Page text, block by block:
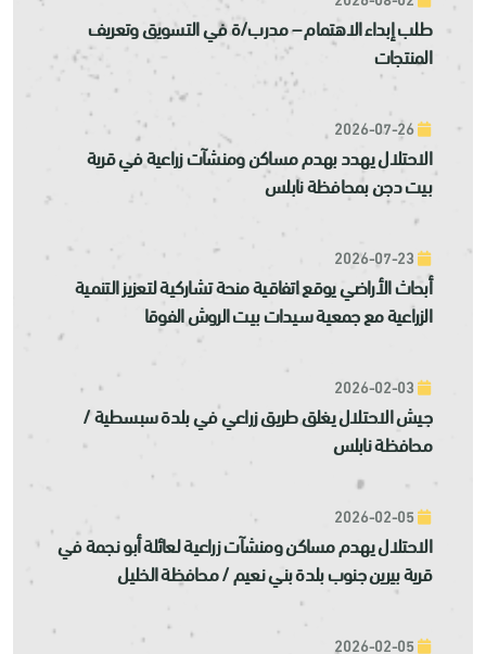
طلب إبداء الاهتمام – مدرب/ة في التسويق وتعريف
المنتجات
الاحتلال يهدد بهدم مساكن ومنشآت زراعية في قرية
بيت دجن بمحافظة نابلس
أبحاث الأراضي يوقع اتفاقية منحة تشاركية لتعزيز التنمية
الزراعية مع جمعية سيدات بيت الروش الفوقا
جيش الاحتلال يغلق طريق زراعي في بلدة سبسطية /
محافظة نابلس
الاحتلال يهدم مساكن ومنشآت زراعية لعائلة أبو نجمة في
قرية بيرين جنوب بلدة بني نعيم / محافظة الخليل